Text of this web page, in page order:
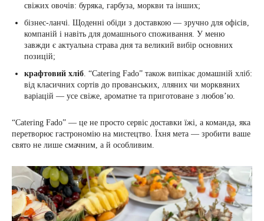
свіжих овочів: буряка, гарбуза, моркви та інших;
бізнес-ланчі. Щоденні обіди з доставкою — зручно для офісів,
компаній і навіть для домашнього споживання. У меню
завжди є актуальна страва дня та великий вибір основних
позицій;
крафтовий хліб . “Catering Fado” також випікає домашній хліб:
від класичних сортів до прованських, лляних чи морквяних
варіацій — усе свіже, ароматне та приготоване з любов’ю.
“Catering Fado” — це не просто сервіс доставки їжі, а команда, яка
перетворює гастрономію на мистецтво. Їхня мета — зробити ваше
свято не лише смачним, а й особливим.